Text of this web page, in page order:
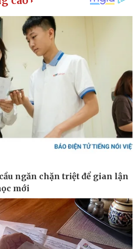
Quân sự - Quốc phòng
Việt Nam